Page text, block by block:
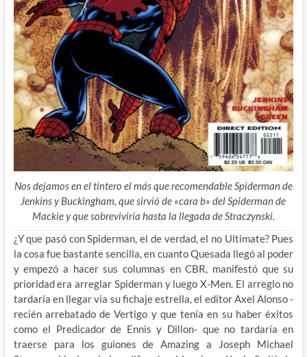
Nos dejamos en el tintero el más que recomendable Spiderman de
Jenkins y Buckingham, que sirvió de «cara b» del Spiderman de
Mackie y que sobreviviría hasta la llegada de Straczynski.
¿Y que pasó con Spiderman, el de verdad, el no Ultimate? Pues
la cosa fue bastante sencilla, en cuanto Quesada llegó al poder
y empezó a hacer sus columnas en CBR, manifestó que su
prioridad era arreglar Spiderman y luego X-Men. El arreglo no
tardaría en llegar via su fichaje estrella, el editor Axel Alonso -
recién arrebatado de Vertigo y que tenía en su haber éxitos
como el Predicador de Ennis y Dillon- que no tardaría en
traerse para los guiones de Amazing a Joseph Michael